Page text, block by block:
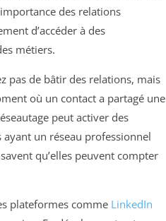
des relations
d’accéder à des
métiers.
pas de bâtir des relations, mais
où un contact a partagé une
peut activer des
un réseau professionnel
qu’elles peuvent compter
plateformes comme LinkedIn